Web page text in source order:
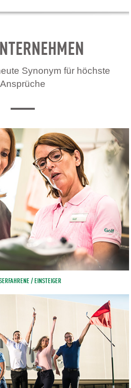
Synonym für höchste
Ansprüche
/ EINSTEIGER